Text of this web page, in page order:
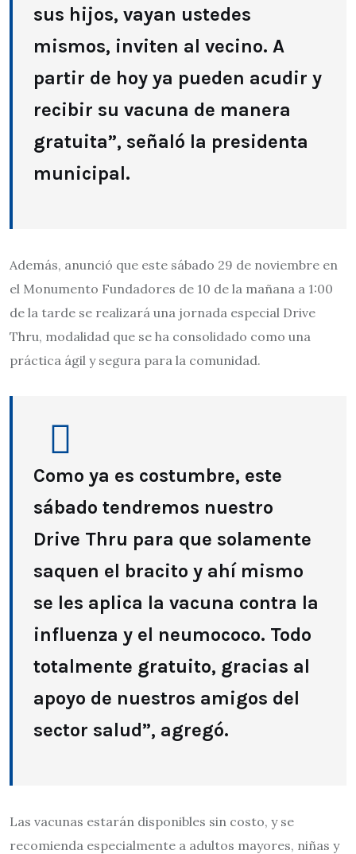
sus hijos, vayan ustedes
mismos, inviten al vecino. A
partir de hoy ya pueden acudir y
recibir su vacuna de manera
gratuita”, señaló la presidenta
municipal.
Además, anunció que este sábado 29 de noviembre en
el Monumento Fundadores de 10 de la mañana a 1:00
de la tarde se realizará una jornada especial Drive
Thru, modalidad que se ha consolidado como una
práctica ágil y segura para la comunidad.
Como ya es costumbre, este
sábado tendremos nuestro
Drive Thru para que solamente
saquen el bracito y ahí mismo
se les aplica la vacuna contra la
influenza y el neumococo. Todo
totalmente gratuito, gracias al
apoyo de nuestros amigos del
sector salud”, agregó.
Las vacunas estarán disponibles sin costo, y se
recomienda especialmente a adultos mayores, niñas y